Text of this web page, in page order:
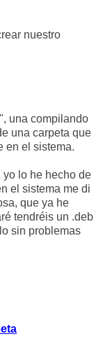
nuestro
una compilando
una carpeta que
en el sistema.
yo lo he hecho de
el sistema me di
que ya he
tendréis un .deb
sin problemas